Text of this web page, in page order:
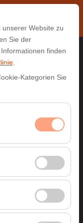
Website zu
Sie der
finden
Kategorien Sie
die
werden.
wie
Diese Daten
zu
auf Ihre